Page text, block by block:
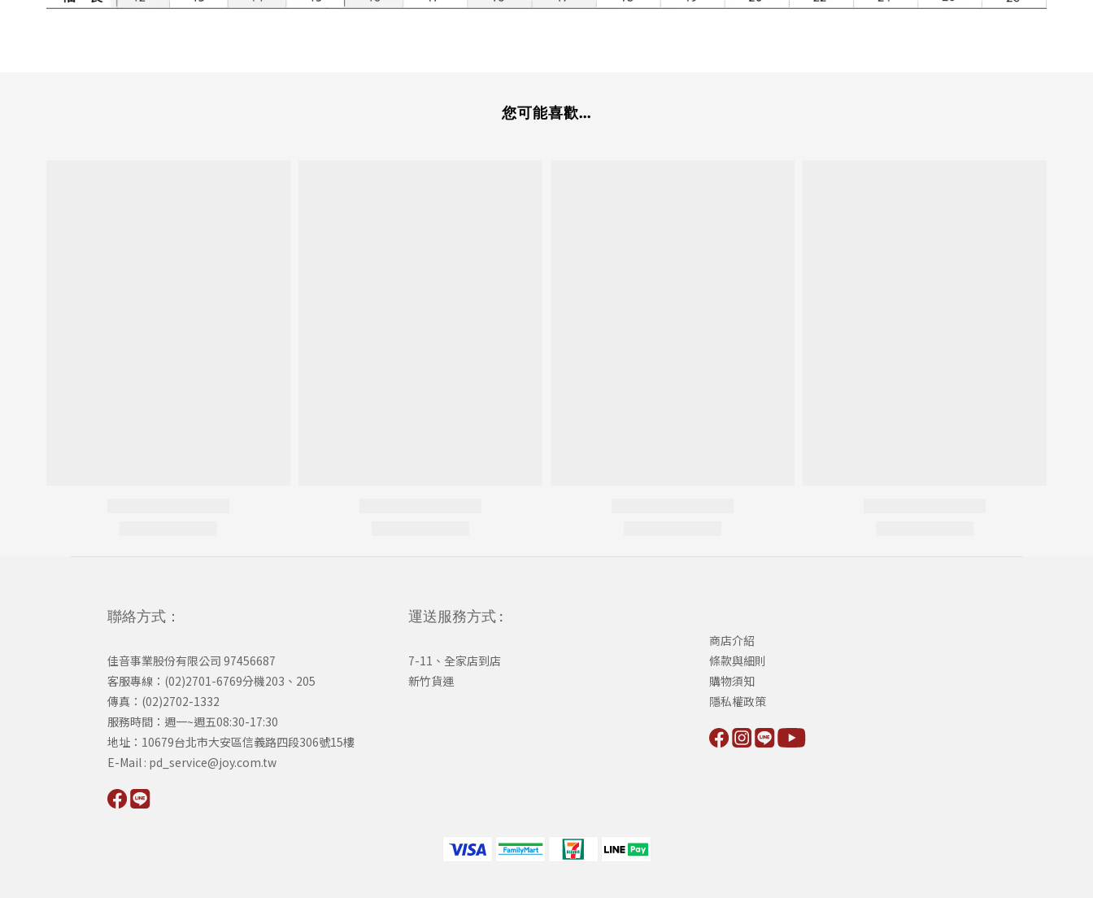
您可能喜歡...
聯絡方式：
佳音事業股份有限公司 97456687
客服專線：(02)2701-6769分機203、205
傳真：(02)2702-1332
服務時間：週一~週五08:30-17:30
​地址：10679台北市大安區信義路四段306號15樓
​E-Mail : pd_service@joy.com.tw
運送服務方式 :
7-11、全家店到店
新竹貨運
商店介紹
條款與細則
購物須知
隱私權政策